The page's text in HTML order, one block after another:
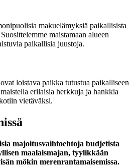
makuelämyksiä paikallisista
maistamaan alueen
paikallisia juustoja.
loistava paikka tutustua paikalliseen
erilaisia herkkuja ja hankkia
vietäväksi.
majoitusvaihtoehtoja budjetista
maalaismajan, tyylikkään
mökin merenrantamaisemissa.